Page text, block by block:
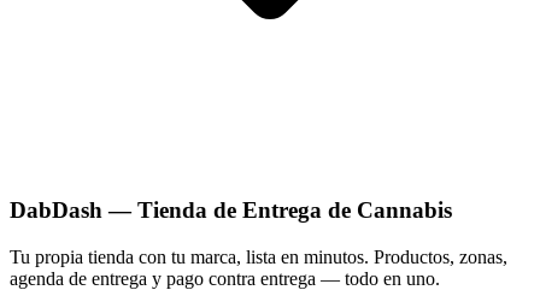
DabDash — Tienda de Entrega de Cannabis
Tu propia tienda con tu marca, lista en minutos. Productos, zonas,
agenda de entrega y pago contra entrega — todo en uno.